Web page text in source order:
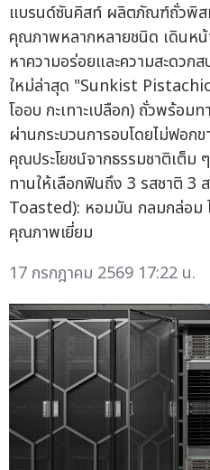
แบรนด์ซันคิสท์ ผลิตภัณฑ์ถั่วพิส
คุณภาพหลากหลายชนิด เดินห
หาความอร่อยและความสะดว
ใหม่ล่าสุด "Sunkist
โออบ กะเทาะเปลือก) ถั่วพร้อ
ผ่านกระบวนการอบโดยไม่ฟอก
คุณประโยชน์จากธรรมชาติเต็ม
ทานให้เลือกฟินถึง 3 รสชาติ 3
Toasted): หอมมัน กลมกล่อม
คุณภาพเยี่ยม
17 กรกฎาคม 2569 17:22 น.